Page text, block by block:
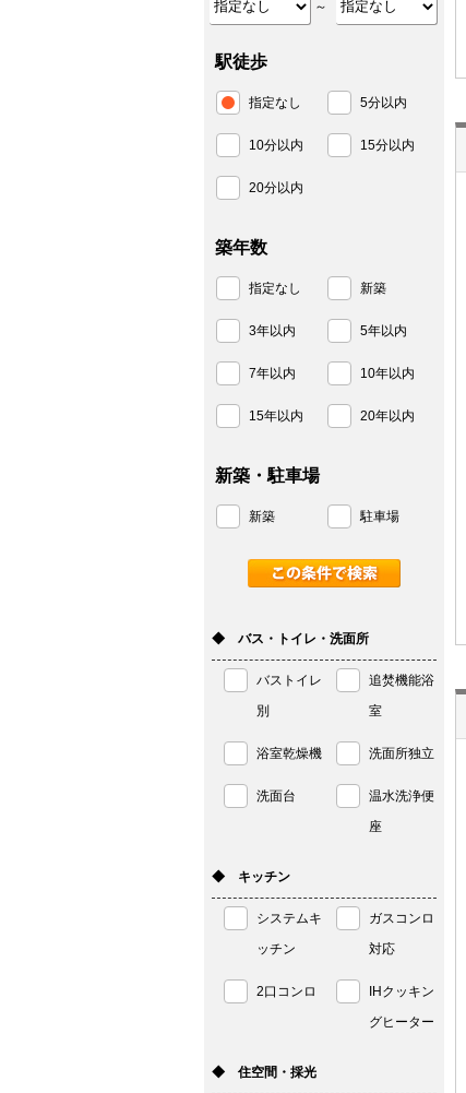
～
駅徒歩
指定なし 5分以内
10分以内 15分以内
20分以内
築年数
指定なし 新築
3年以内 5年以内
7年以内 10年以内
15年以内 20年以内
新築・駐車場
新築 駐車場
◆ バス・トイレ・洗面所
バストイレ
別
追焚機能浴
室
浴室乾燥機 洗面所独立
洗面台
温水洗浄便
座
◆ キッチン
システムキ
ッチン
ガスコンロ
対応
2口コンロ
IHクッキン
グヒーター
◆ 住空間・採光